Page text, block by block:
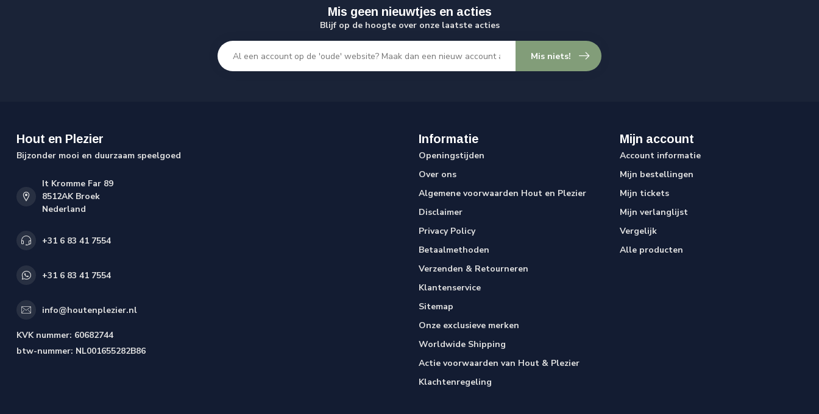
Mis geen nieuwtjes en acties
Blijf op de hoogte over onze laatste acties
Mis niets!
Hout en Plezier
Bijzonder mooi en duurzaam speelgoed
It Kromme Far 89
8512AK Broek
Nederland
+31 6 83 41 7554
+31 6 83 41 7554
info@houtenplezier.nl
KVK nummer: 60682744
btw-nummer: NL001655282B86
Informatie
Openingstijden
Over ons
Algemene voorwaarden Hout en Plezier
Disclaimer
Privacy Policy
Betaalmethoden
Verzenden & Retourneren
Klantenservice
Sitemap
Onze exclusieve merken
Worldwide Shipping
Actie voorwaarden van Hout & Plezier
Klachtenregeling
Mijn account
Account informatie
Mijn bestellingen
Mijn tickets
Mijn verlanglijst
Vergelijk
Alle producten